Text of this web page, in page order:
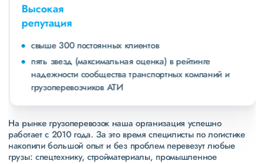
Высокая
репутация
свыше 300 постоянных клиентов
пять звезд (максимальная оценка) в рейтинге
надежности сообщества транспортных компаний и
грузоперевозчиков АТИ
На рынке грузоперевозок наша организация успешно
работает с 2010 года. За это время специлисты по логистике
накопили большой опыт и без проблем перевезут любые
грузы: спецтехнику, стройматериалы, промышленное